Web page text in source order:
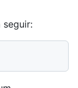
seguir: